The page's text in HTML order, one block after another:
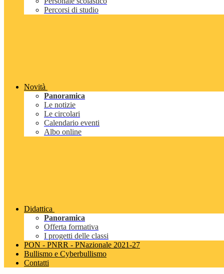
Percorsi di studio
Novità
Panoramica
Le notizie
Le circolari
Calendario eventi
Albo online
Didattica
Panoramica
Offerta formativa
I progetti delle classi
PON - PNRR - PNazionale 2021-27
Bullismo e Cyberbullismo
Contatti